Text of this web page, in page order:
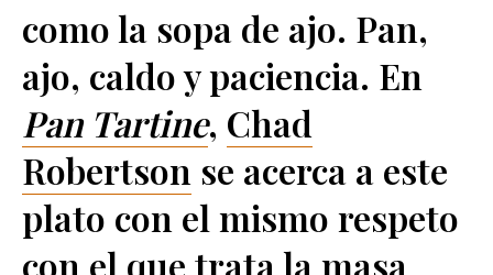
como la sopa de ajo. Pan,
ajo, caldo y paciencia. En
Pan Tartine, Chad
Robertson se acerca a este
plato con el mismo respeto
con el que trata la masa